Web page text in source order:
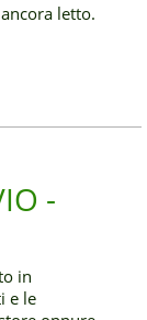
letto.
-
in
e le